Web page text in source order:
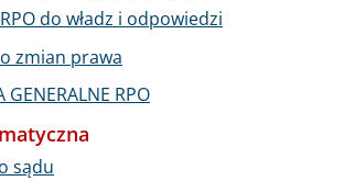
do władz i odpowiedzi
zmian prawa
GENERALNE RPO
sądu